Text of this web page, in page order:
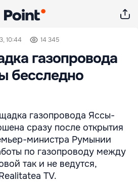
10:44 14 345
газопровода
бесследно
газопровода Яссы-
сразу после открытия
министра Румынии
по газопроводу между
так и не ведутся,
TV.